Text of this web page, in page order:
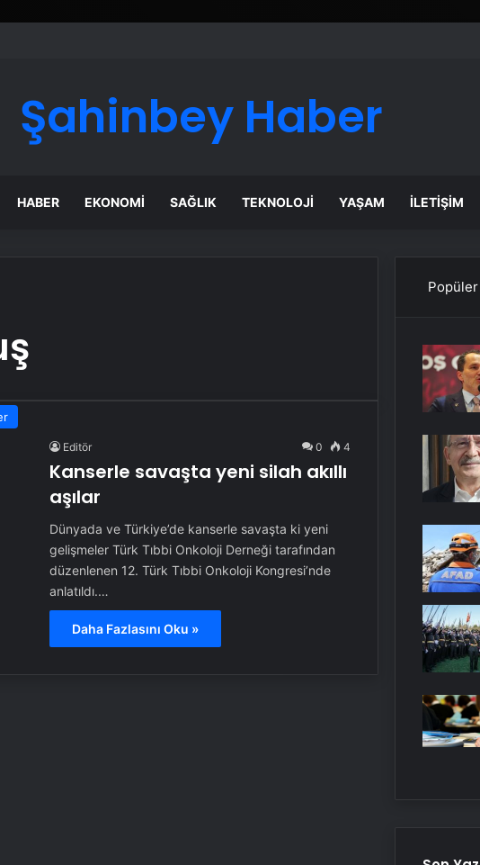
Şahinbey Haber
HABER EKONOMI SAĞLIK TEKNOLOJI YAŞAM İLETIŞIM
Editör 0 4
Kanserle savaşta yeni silah akıllı
aşılar
Dünyada ve Türkiye’de kanserle savaşta ki yeni
gelişmeler Türk Tıbbi Onkoloji Derneği tarafından
düzenlenen 12. Türk Tıbbi Onkoloji Kongresi’nde
anlatıldı.…
Daha Fazlasını Oku »
Popüler